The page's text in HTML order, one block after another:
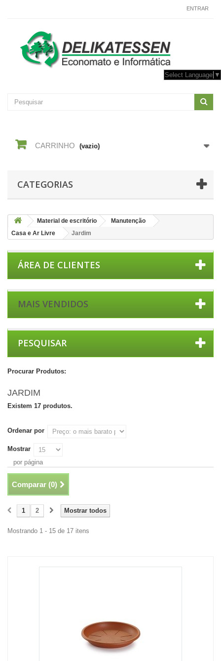
ENTRAR
Select Language ▼
CARRINHO (vazio)
CATEGORIAS
Material de escritório
Manutenção
Casa e Ar Livre
Jardim
ÁREA DE CLIENTES
MAIS VENDIDOS
PESQUISAR
Procurar Produtos:
JARDIM
Existem 17 produtos.
Ordenar por
Mostrar
por página
Comparar (0)
Mostrar todos
1 2
Mostrando 1 - 15 de 17 itens